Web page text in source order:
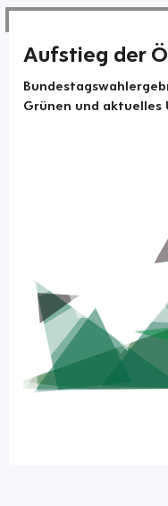
Aufstieg der
Grünen und aktuelles